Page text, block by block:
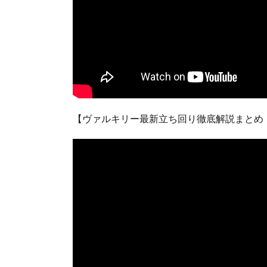
【ヴァルキリー最新立ち回り徹底解説まとめ